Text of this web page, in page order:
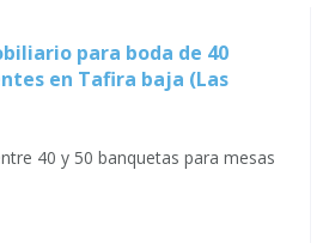
para boda de 40
en Tafira baja (Las
40 y 50 banquetas para mesas